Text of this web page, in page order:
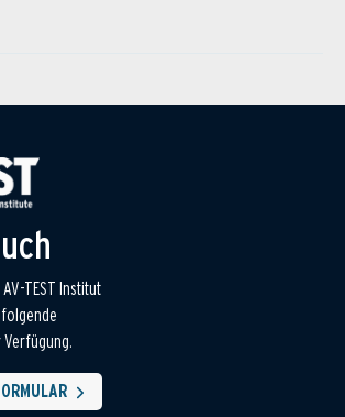
TEST Institut